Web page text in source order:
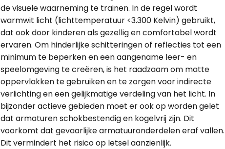
de visuele waarneming te trainen. In de regel wordt
warmwit licht (lichttemperatuur <3.300 Kelvin) gebruikt,
dat ook door kinderen als gezellig en comfortabel wordt
ervaren. Om hinderlijke schitteringen of reflecties tot een
minimum te beperken en een aangename leer- en
speelomgeving te creëren, is het raadzaam om matte
oppervlakken te gebruiken en te zorgen voor indirecte
verlichting en een gelijkmatige verdeling van het licht. In
bijzonder actieve gebieden moet er ook op worden gelet
dat armaturen schokbestendig en kogelvrij zijn. Dit
voorkomt dat gevaarlijke armatuuronderdelen eraf vallen.
Dit vermindert het risico op letsel aanzienlijk.